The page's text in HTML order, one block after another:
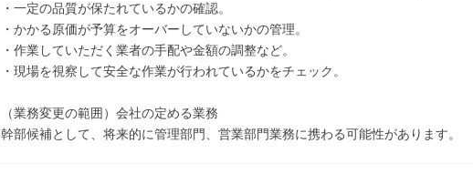
・一定の品質が保たれているかの確認。
・かかる原価が予算をオーバーしていないかの管理。
・作業していただく業者の手配や金額の調整など。
・現場を視察して安全な作業が行われているかをチェック。
（業務変更の範囲）会社の定める業務
幹部候補として、将来的に管理部門、営業部門業務に携わる可能性があります。